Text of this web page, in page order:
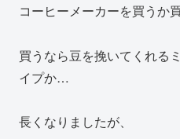
コーヒーメーカーを買うか
買うなら豆を挽いてくれる
イプか…
長くなりましたが、